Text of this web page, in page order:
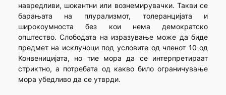
навредливи, шокантни или вознемирувачки. Такви се
барањата на плурализмот, толеранцијата и
широкоумноста без кои нема демократско
општество. Слободата на изразување може да биде
предмет на исклучоци под условите од членот 10 од
Конвеницијата, но тие мора да се интерпретираат
стриктно, а потребата од какво било ограничување
мора убедливо да се утврди.